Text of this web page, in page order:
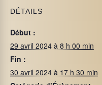
DÉTAILS
Début :
29 avril 2024 à 8 h 00 min
Fin :
30 avril 2024 à 17 h 30 min